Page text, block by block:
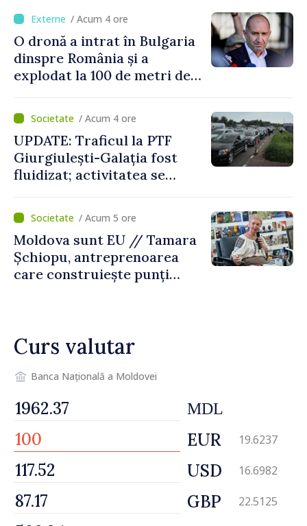
nu au detectat niciun
vehicul aerian”
/ Acum 4 ore
O dronă a intrat în Bulgaria
dinspre România și a
explodat la 100 de metri de
/ Acum 4 ore
UPDATE: Traficul la PTF
Giurgiulești-Galația fost
fluidizat; activitatea se
normale
/ Acum 5 ore
Moldova sunt EU // Tamara
Șchiopu, antreprenoarea
care construiește punți
Curs valutar
Banca Națională a Moldovei
MDL
EUR 19.6237
USD 16.6982
GBP 22.5125